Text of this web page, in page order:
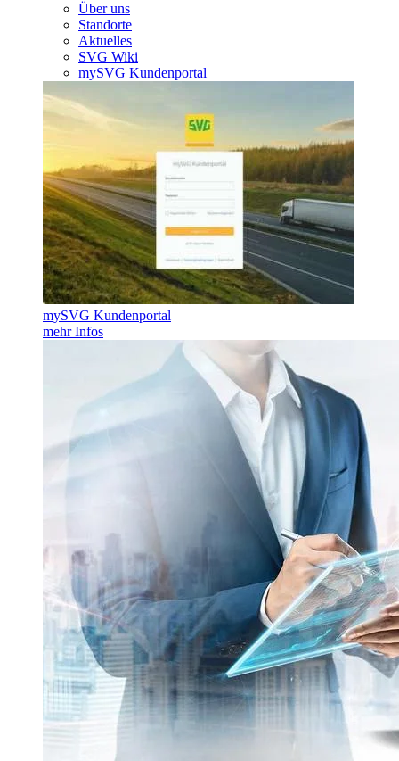
Über uns
Standorte
Aktuelles
SVG Wiki
mySVG Kundenportal
mySVG Kundenportal
mehr Infos